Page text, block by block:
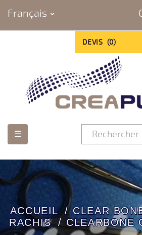
Français
DEVIS (0)
Basculer
☰
ACCUEIL
CLEAR
RACHIS
CLEARBONE